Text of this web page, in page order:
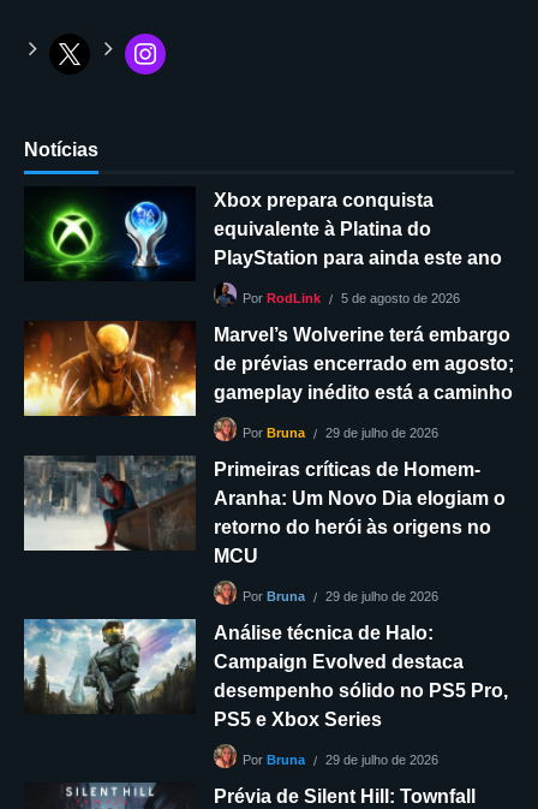
Notícias
Xbox prepara conquista
equivalente à Platina do
PlayStation para ainda este ano
Por RodLink 5 de agosto de 2026
Marvel’s Wolverine terá embargo
de prévias encerrado em agosto;
gameplay inédito está a caminho
Por Bruna 29 de julho de 2026
Primeiras críticas de Homem-
Aranha: Um Novo Dia elogiam o
retorno do herói às origens no
MCU
Por Bruna 29 de julho de 2026
Análise técnica de Halo:
Campaign Evolved destaca
desempenho sólido no PS5 Pro,
PS5 e Xbox Series
Por Bruna 29 de julho de 2026
Prévia de Silent Hill: Townfall